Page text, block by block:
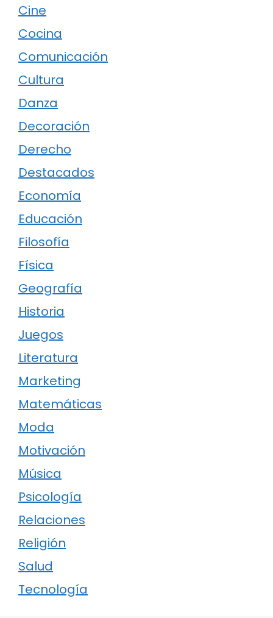
Cine
Cocina
Comunicación
Cultura
Danza
Decoración
Derecho
Destacados
Economía
Educación
Filosofía
Física
Geografía
Historia
Juegos
Literatura
Marketing
Matemáticas
Moda
Motivación
Música
Psicología
Relaciones
Religión
Salud
Tecnología